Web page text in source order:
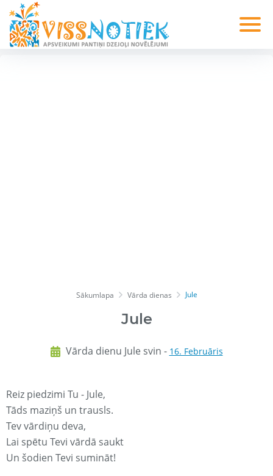
Sākumlapa Vārda dienas Jule
Jule
Vārda dienu Jule svin - 16. Februāris
Reiz piedzimi Tu - Jule,
Tāds maziņš un trausls.
Tev vārdiņu deva,
Lai spētu Tevi vārdā saukt
Un šodien Tevi sumināt!